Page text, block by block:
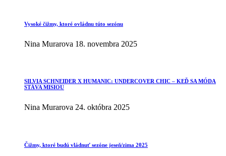
Vysoké čižmy, ktoré ovládnu túto sezónu
Nina Murarova 18. novembra 2025
SILVIA SCHNEIDER X HUMANIC: UNDERCOVER CHIC – KEĎ SA MÓDA
STÁVA MISIOU
Nina Murarova 24. októbra 2025
Čižmy, ktoré budú vládnuť sezóne jeseň/zima 2025